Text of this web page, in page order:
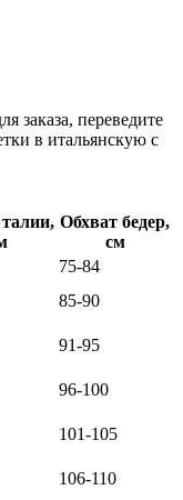
заказа, переведите
в итальянскую с
Обхват бедер,
см
75-84
85-90
91-95
96-100
101-105
106-110